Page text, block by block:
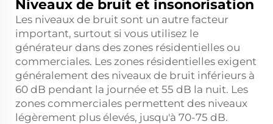
Niveaux de bruit et insonorisation
Les niveaux de bruit sont un autre facteur
important, surtout si vous utilisez le
générateur dans des zones résidentielles ou
commerciales. Les zones résidentielles exigent
généralement des niveaux de bruit inférieurs à
60 dB pendant la journée et 55 dB la nuit. Les
zones commerciales permettent des niveaux
légèrement plus élevés, jusqu'à 70-75 dB.